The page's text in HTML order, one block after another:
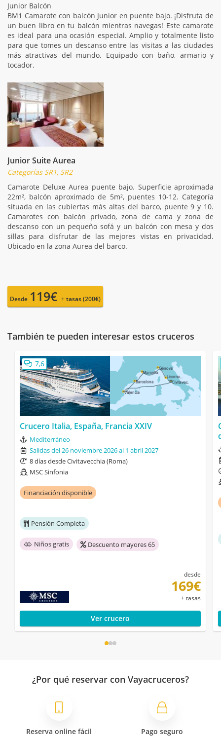
Junior Balcón
BM1 Camarote con balcón Junior en puente bajo. ¡Disfruta de
un buen libro en tu balcón mientras navegas! Este camarote
es ideal para una ocasión especial. Amplio y totalmente listo
para que tomes un descanso entre las visitas a las ciudades
más atractivas del mundo. Equipado con baño, armario y
tocador.
Junior Suite Aurea
Categorías SR1, SR2
Camarote Deluxe Aurea puente bajo. Superficie aproximada
22m², balcón aproximado de 5m², puentes 10-12. Categoría
situada en las cubiertas más altas del barco, puente 9 y 10.
Camarotes con balcón privado, zona de cama y zona de
descanso con un pequeño sofá y un balcón con mesa y dos
sillas para disfrutar de las mejores vistas en privacidad.
Ubicado en la zona Aurea del barco.
Desde 119€ + tasas (200€)
También te pueden interesar estos cruceros
7,6
Crucero Italia, España, Francia XXIV
Mediterráneo
Salidas del 26 noviembre 2026 al 1 abril 2027
8 días desde Civitavecchia (Roma)
MSC Sinfonia
Financiación disponible
Pensión Completa
Niños gratis Descuento mayores 65
desde
169€
+ tasas
Ver crucero
¿Por qué reservar con Vayacruceros?
Reserva online fácil Pago seguro